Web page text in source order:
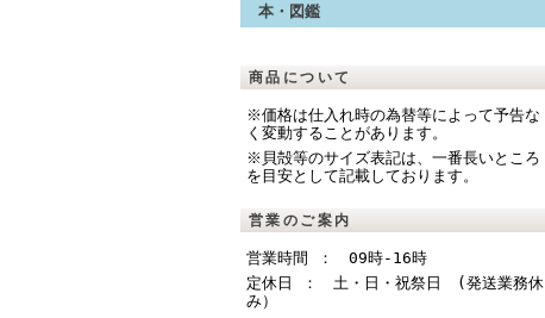
本・図鑑
商品について
※価格は仕入れ時の為替等によって予告な
く変動することがあります。
※貝殻等のサイズ表記は、一番長いところ
を目安として記載しております。
営業のご案内
営業時間 ： 09時-16時
定休日 ： 土・日・祝祭日 (発送業務休
み）